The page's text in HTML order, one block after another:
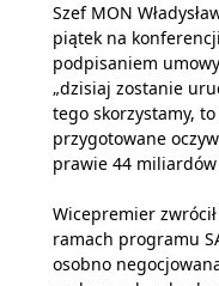
Szef MON
piątek na
podpisaniem
„dzisiaj zostanie
tego skorzystamy,
przygotowane
prawie 44
Wicepremier
ramach programu
osobno